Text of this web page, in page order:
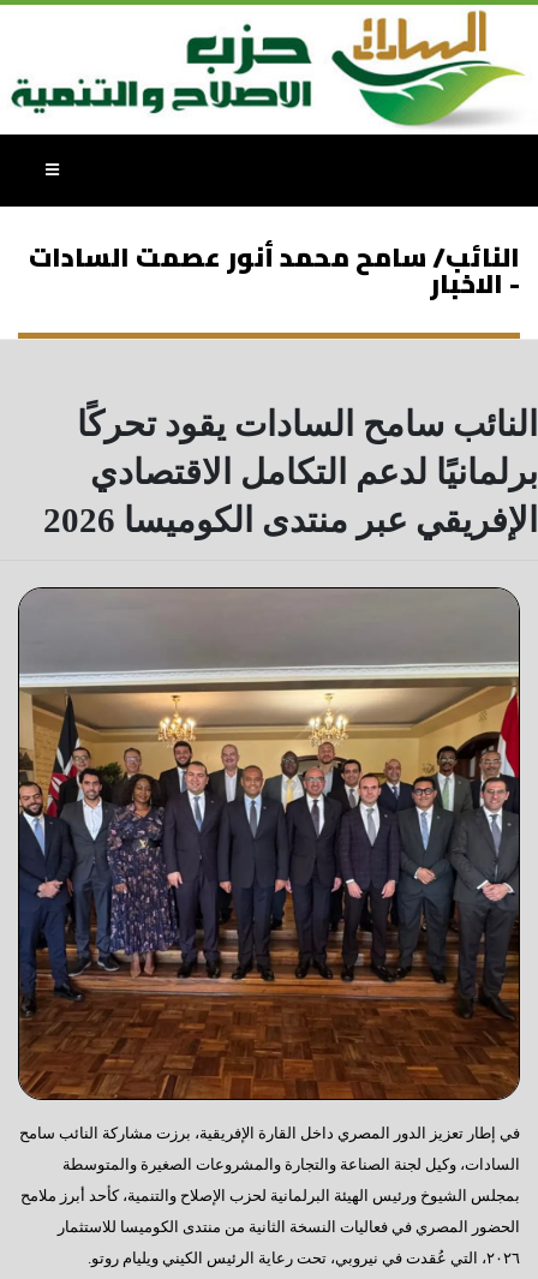
النائب/ سامح محمد أنور عصمت السادات
- الاخبار
النائب سامح السادات يقود تحركًا
برلمانيًا لدعم التكامل الاقتصادي
الإفريقي عبر منتدى الكوميسا 2026
في إطار تعزيز الدور المصري داخل القارة الإفريقية، برزت مشاركة النائب سامح
السادات، وكيل لجنة الصناعة والتجارة والمشروعات الصغيرة والمتوسطة
بمجلس الشيوخ ورئيس الهيئة البرلمانية لحزب الإصلاح والتنمية، كأحد أبرز ملامح
الحضور المصري في فعاليات النسخة الثانية من منتدى الكوميسا للاستثمار
٢٠٢٦، التي عُقدت في نيروبي، تحت رعاية الرئيس الكيني ويليام روتو.